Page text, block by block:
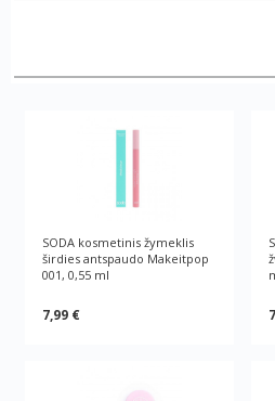
SODA kosmetinis žymeklis
širdies antspaudo Makeitpop
001, 0,55 ml
7,99 €